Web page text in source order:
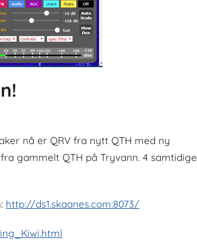
nå er QRV fra nytt QTH med ny
gammelt QTH på Tryvann. 4 samtidige
http://ds1.skaanes.com:8073/